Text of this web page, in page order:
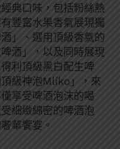
典口味，包括粉絲熱
豐富水果香氣展現獨
」、選用頂級香氣的
酒」，以及同時展現
利頂級黑白配生啤
級神泡Mlíko」，來
享受啤酒泡沫的喝
細緻綿密的啤酒泡
華饗宴。